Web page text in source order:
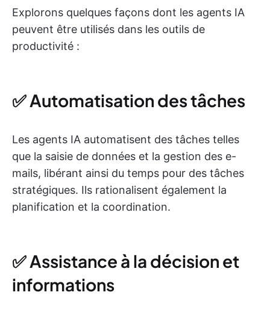
Explorons quelques façons dont les agents IA
peuvent être utilisés dans les outils de
productivité :
✅ Automatisation des tâches
Les agents IA automatisent des tâches telles
que la saisie de données et la gestion des e-
mails, libérant ainsi du temps pour des tâches
stratégiques. Ils rationalisent également la
planification et la coordination.
✅ Assistance à la décision et
informations